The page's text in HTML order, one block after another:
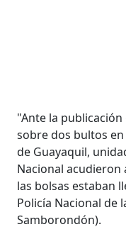
"Ante la
sobre dos bultos en
de Guayaquil,
Nacional
las bolsas estaban
Policía Nacional de
Samborondón).